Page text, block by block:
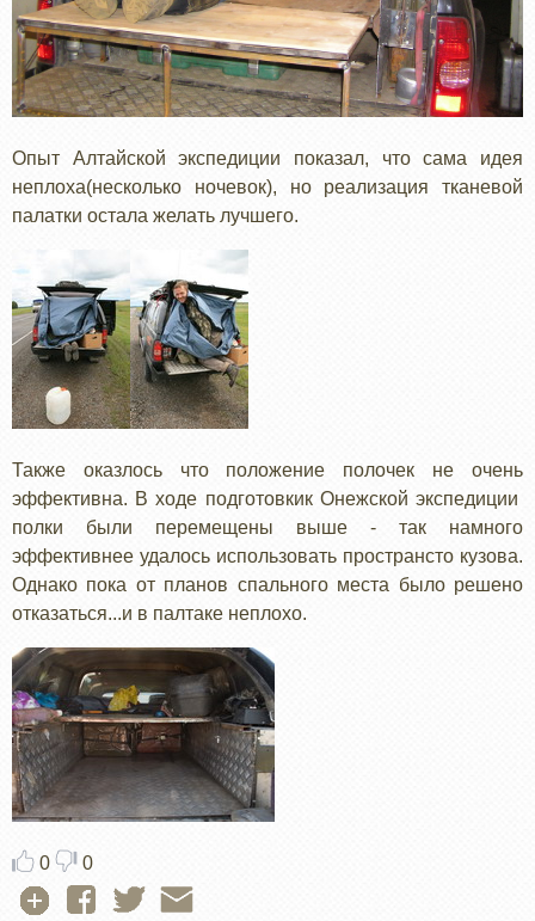
Опыт Алтайской экспедиции показал, что сама идея
неплоха(несколько ночевок), но реализация тканевой
палатки остала желать лучшего.
Также оказлось что положение полочек не очень
эффективна. В ходе подготовкик Онежской экспедиции
полки были перемещены выше - так намного
эффективнее удалось использовать пространсто кузова.
Однако пока от планов спального места было решено
отказаться...и в палтаке неплохо.
0 0